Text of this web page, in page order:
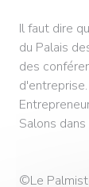
Il faut dire
du Palais
des
Salons
©Le